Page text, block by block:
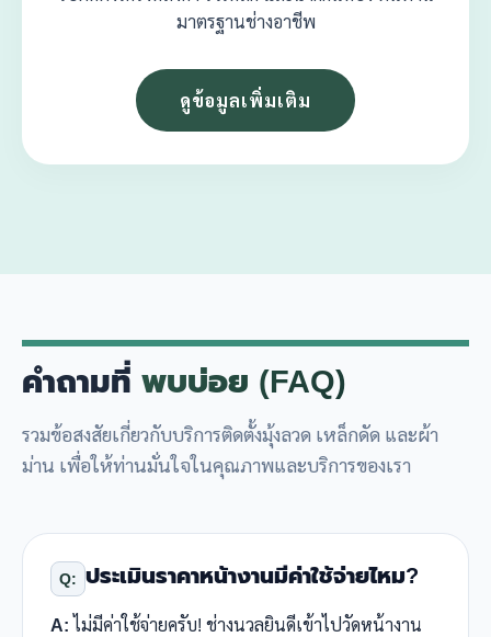
มาตรฐานช่างอาชีพ
ดูข้อมูลเพิ่มเติม
คำถามที่ พบบ่อย (FAQ)
รวมข้อสงสัยเกี่ยวกับบริการติดตั้งมุ้งลวด เหล็กดัด และผ้า
ม่าน เพื่อให้ท่านมั่นใจในคุณภาพและบริการของเรา
Q: ประเมินราคาหน้างานมีค่าใช้จ่ายไหม?
A:ไม่มีค่าใช้จ่ายครับ! ช่างนวลยินดีเข้าไปวัดหน้างาน